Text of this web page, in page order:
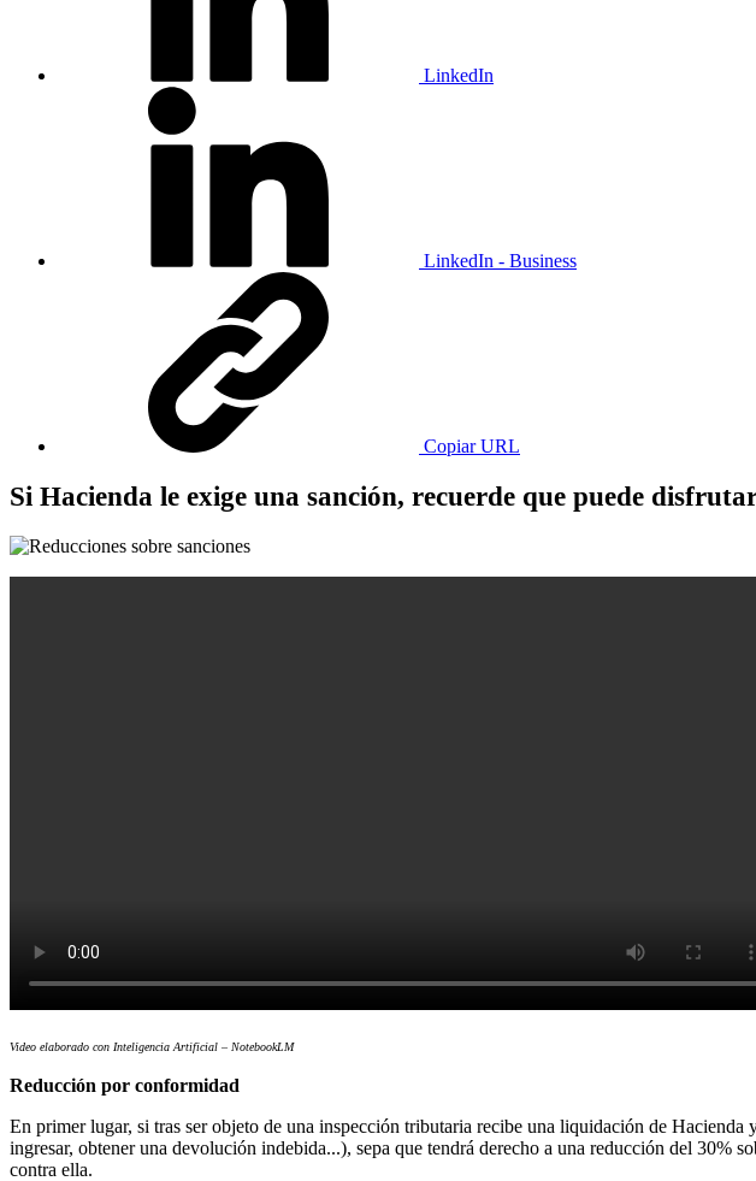
LinkedIn
LinkedIn - Business
Copiar URL
Si Hacienda le exige una sanción, recuerde que puede
Video elaborado con Inteligencia Artificial – NotebookLM
Reducción por conformidad
En primer lugar, si tras ser objeto de una inspección tributaria recibe una liquidación de
ingresar, obtener una devolución indebida...), sepa que tendrá derecho a una reducción del 30%
contra ella.